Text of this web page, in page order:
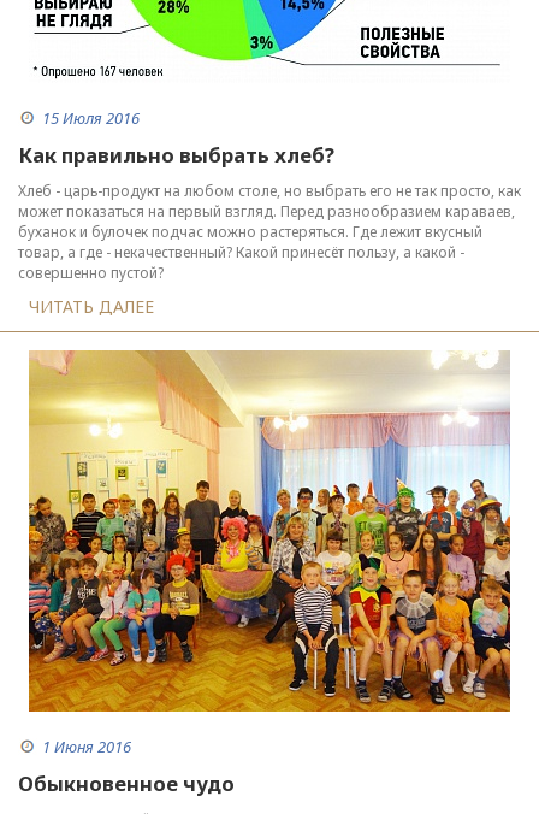
15 Июля 2016
Как правильно выбрать хлеб?
Хлеб - царь-продукт на любом столе, но выбрать его не так просто, как
может показаться на первый взгляд. Перед разнообразием караваев,
буханок и булочек подчас можно растеряться. Где лежит вкусный
товар, а где - некачественный? Какой принесёт пользу, а какой -
совершенно пустой?
ЧИТАТЬ ДАЛЕЕ
1 Июня 2016
Обыкновенное чудо